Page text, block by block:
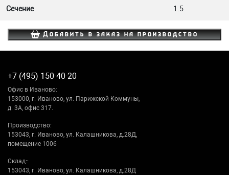
Сечение 1.5
Добавить в заказ на производство
+7 (495) 150-40-20
Офис в Иваново:
153000, г. Иваново, ул. Парижской Коммуны,
д. 3А, офис 317.
Производство:
153043, г. Иваново, ул. Калашникова, д.28Д,
помещение 1006
Склад::
153043, г. Иваново, ул. Калашникова, д.28Д